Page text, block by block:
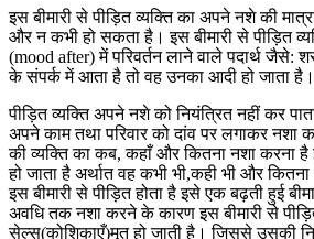
इस बीमारी से पीड़ित व्यक्ति का अपने नशे की
और न कभी हो सकता है। इस बीमारी से पीड़ित
(mood after) में परिवर्तन लाने वाले पदार्थ जैसे:
के संपर्क में आता है तो वह उनका आदी हो जाता है।
पीड़ित व्यक्ति अपने नशे को नियंत्रित नहीं कर
अपने काम तथा परिवार को दांव पर लगाकर
की व्यक्ति का कब, कहाँ और कितना नशा करना है
हो जाता है अर्थात वह कभी भी,कही भी और
इस बीमारी से पीड़ित होता है इसे एक बढ़ती हुई
अवधि तक नशा करने के कारण इस बीमारी से
सेल्स(कोशिकाएँ)मृत हो जाती है। जिससे उसकी